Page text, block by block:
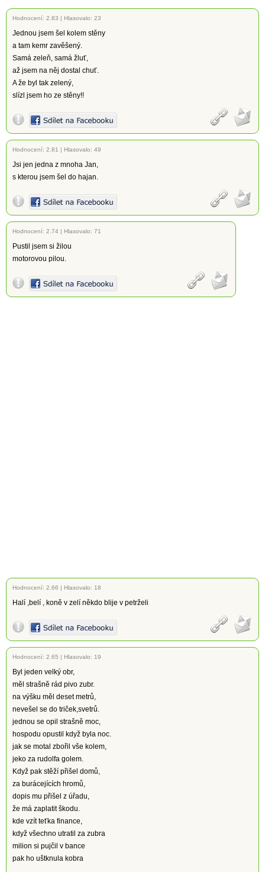
Hodnocení: 2.83 | Hlasovalo: 23
Jednou jsem šel kolem stěny
a tam kemr zavěšený.
Samá zeleň, samá žluť,
až jsem na něj dostal chuť.
A že byl tak zelený,
slízl jsem ho ze stěny!!
Hodnocení: 2.81 | Hlasovalo: 49
Jsi jen jedna z mnoha Jan,
s kterou jsem šel do hajan.
Hodnocení: 2.74 | Hlasovalo: 71
Pustil jsem si žilou
motorovou pilou.
Hodnocení: 2.66 | Hlasovalo: 18
Halí ,belí , koně v zelí někdo blije v petrželi
Hodnocení: 2.65 | Hlasovalo: 19
Byl jeden velký obr,
měl strašně rád pivo zubr.
na výšku měl deset metrů,
nevešel se do triček,svetrů.
jednou se opil strašně moc,
hospodu opustil když byla noc.
jak se motal zbořil vše kolem,
jeko za rudolfa golem.
Když pak stěží přišel domů,
za burácejících hromů,
dopis mu přišel z úřadu,
že má zaplatit škodu.
kde vzít teťka finance,
když všechno utratil za zubra
milion si pujčil v bance
pak ho uštknula kobra